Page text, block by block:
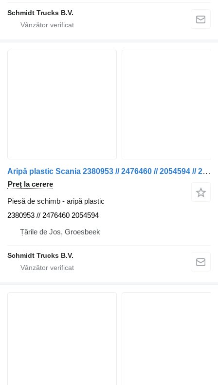
Schmidt Trucks B.V.
Aripă plastic Scania 2380953 // 2476460 // 2054594 // 2302631 P 320 NGS pentru camion
Preț la cerere
Piesă de schimb - aripă plastic
2380953 // 2476460 2054594
Țările de Jos, Groesbeek
Schmidt Trucks B.V.